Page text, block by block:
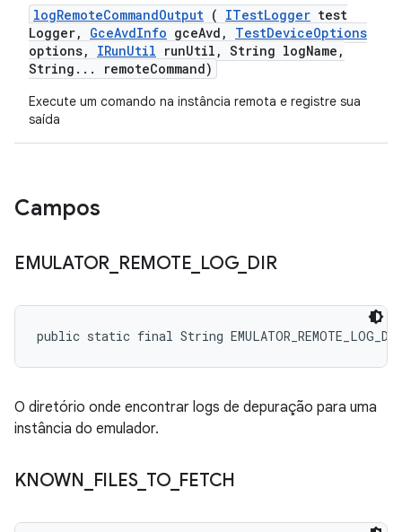
logRemoteCommandOutput ( ITestLogger test
Logger, GceAvdInfo gceAvd , TestDeviceOptions
options, IRunUtil runUtil , String logName ,
String . . . remoteCommand)
Execute um comando na instância remota e registre sua
saída
Campos
EMULATOR REMOTE LOG_ DIR
public static final String EMULATOR_REMOTE_LOG_DIR
O diretório onde encontrar logs de depuração para uma
instância do emulador.
KNOWN FILES_ TO_ FETCH